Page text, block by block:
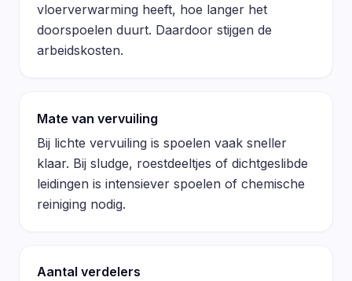
vloerverwarming heeft, hoe langer het
doorspoelen duurt. Daardoor stijgen de
arbeidskosten.
Mate van vervuiling
Bij lichte vervuiling is spoelen vaak sneller
klaar. Bij sludge, roestdeeltjes of dichtgeslibde
leidingen is intensiever spoelen of chemische
reiniging nodig.
Aantal verdelers